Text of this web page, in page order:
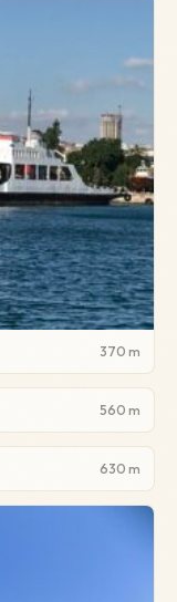
370 m
560 m
630 m